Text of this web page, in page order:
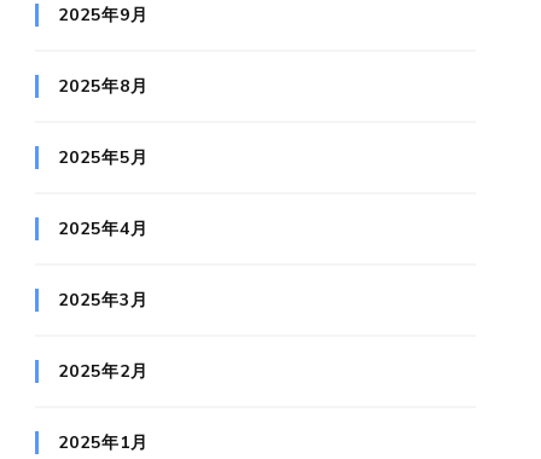
2025年9月
2025年8月
2025年5月
2025年4月
2025年3月
2025年2月
2025年1月